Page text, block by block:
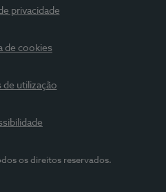
privacidade
de cookies
de utilização
os direitos reservados.